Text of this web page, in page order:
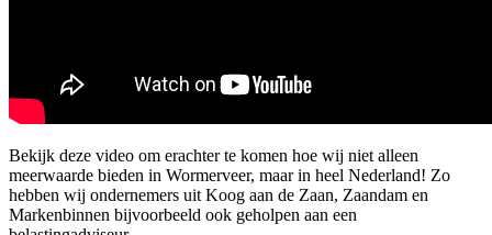
Bekijk deze video om erachter te komen hoe wij niet alleen
meerwaarde bieden in Wormerveer, maar in heel Nederland! Zo
hebben wij ondernemers uit Koog aan de Zaan, Zaandam en
Markenbinnen bijvoorbeeld ook geholpen aan een